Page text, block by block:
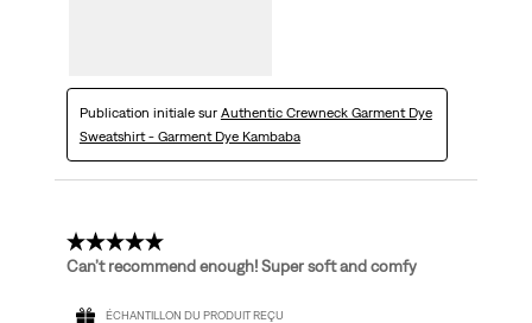
Publication initiale sur Authentic Crewneck Garment Dye
Sweatshirt - Garment Dye Kambaba
5 étoile(s) sur 5.
Can’t recommend enough! Super soft and comfy
ÉCHANTILLON DU PRODUIT REÇU